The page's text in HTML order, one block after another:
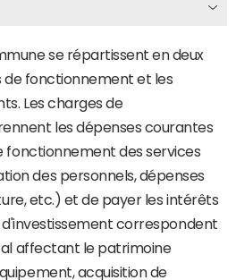
se répartissent en deux
de fonctionnement et les
Les charges de
les dépenses courantes
des services
des personnels, dépenses
etc.) et de payer les intérêts
d'investissement correspondent
affectant le patrimoine
acquisition de